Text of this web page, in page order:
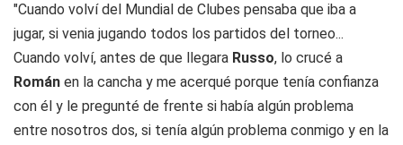
"Cuando volví del Mundial de Clubes pensaba que iba a
jugar, si venia jugando todos los partidos del torneo...
Cuando volví, antes de que llegara Russo, lo crucé a
Román en la cancha y me acerqué porque tenía confianza
con él y le pregunté de frente si había algún problema
entre nosotros dos, si tenía algún problema conmigo y en la